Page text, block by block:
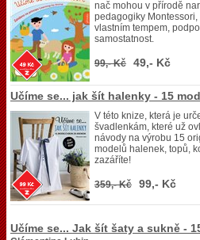
nač mohou v přírodě
pedagogiky
vlastním tempem,
samostatnost.
99,- Kč 49,- Kč
Učíme se... jak šít halenky - 15
V této knize, která je
švadlenkám, které už
návody na výrobu 15
modelů halenek, topů,
zazáříte!
359,- Kč 99,- Kč
Učíme se... Jak šít šaty a sukně -